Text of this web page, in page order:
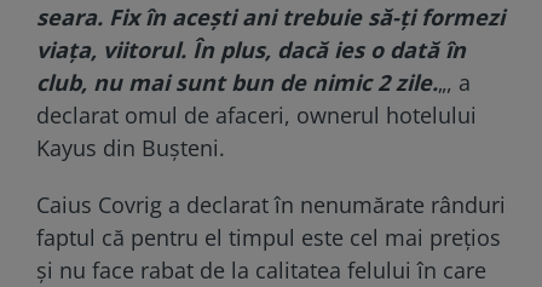
seara. Fix în acești ani trebuie să-ți formezi
viața, viitorul. În plus, dacă ies o dată în
club, nu mai sunt bun de nimic 2 zile.„, a
declarat omul de afaceri, ownerul hotelului
Kayus din Bușteni.
Caius Covrig a declarat în nenumărate rânduri
faptul că pentru el timpul este cel mai prețios
și nu face rabat de la calitatea felului în care